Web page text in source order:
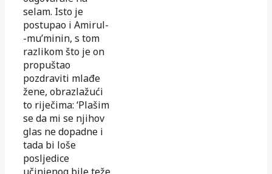
selam. Isto je
postupao i Amirul-
-mu’minin, s tom
razlikom što je on
propuštao
pozdraviti mlađe
že­ne, obrazlažući
to riječima: ‘Plašim
se da mi se njihov
glas ne do­­padne i
tada bi loše
posljedice